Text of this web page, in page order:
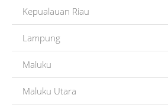
Kepualauan Riau
Lampung
Maluku
Maluku Utara